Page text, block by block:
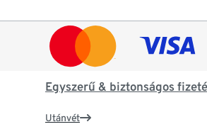
Egyszerű & biztonságos
Utánvét